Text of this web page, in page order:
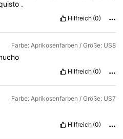
.
Hilfreich (0)
Farbe: Aprikosenfarben / Größe: US8
Hilfreich (0)
Farbe: Aprikosenfarben / Größe: US7
Hilfreich (0)